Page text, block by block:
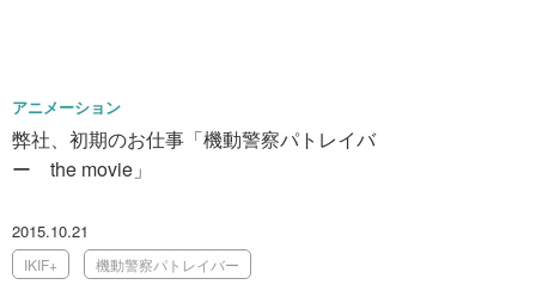
アニメーション
弊社、初期のお仕事「機動警察パトレイバ
ー the movie」
2015.10.21
IKIF+ 機動警察パトレイバー